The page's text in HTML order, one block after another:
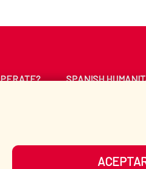
SPANISH